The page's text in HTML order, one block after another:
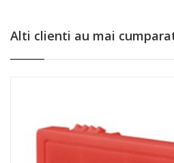
Alti clienti au mai